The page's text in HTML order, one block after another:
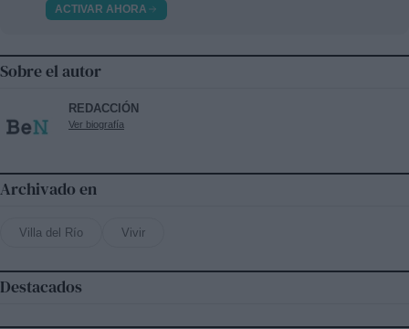
ACTIVAR AHORA
Sobre el autor
REDACCIÓN
Ver biografía
Archivado en
Villa del Río Vivir
Destacados